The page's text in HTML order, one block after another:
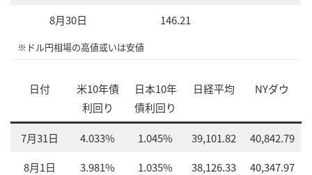
8月30日
146.21
※ドル円相場の高値或いは安値
日付
米10年債
利回り
日本10年
債利回り
日経平均 NYダウ
7月31日 4.033% 1.045% 39,101.82
40,842.79
8月1日
3.981% 1.035% 38,126.33
40,347.97